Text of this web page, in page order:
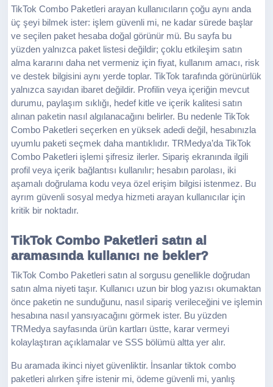
TikTok Combo Paketleri arayan kullanıcıların çoğu aynı anda
üç şeyi bilmek ister: işlem güvenli mi, ne kadar sürede başlar
ve seçilen paket hesaba doğal görünür mü. Bu sayfa bu
yüzden yalnızca paket listesi değildir; çoklu etkileşim satın
alma kararını daha net vermeniz için fiyat, kullanım amacı, risk
ve destek bilgisini aynı yerde toplar. TikTok tarafında görünürlük
yalnızca sayıdan ibaret değildir. Profilin veya içeriğin mevcut
durumu, paylaşım sıklığı, hedef kitle ve içerik kalitesi satın
alınan paketin nasıl algılanacağını belirler. Bu nedenle TikTok
Combo Paketleri seçerken en yüksek adedi değil, hesabınızla
uyumlu paketi seçmek daha mantıklıdır. TRMedya’da TikTok
Combo Paketleri işlemi şifresiz ilerler. Sipariş ekranında ilgili
profil veya içerik bağlantısı kullanılır; hesabın parolası, iki
aşamalı doğrulama kodu veya özel erişim bilgisi istenmez. Bu
ayrım güvenli sosyal medya hizmeti arayan kullanıcılar için
kritik bir noktadır.
TikTok Combo Paketleri satın al
aramasında kullanıcı ne bekler?
TikTok Combo Paketleri satın al sorgusu genellikle doğrudan
satın alma niyeti taşır. Kullanıcı uzun bir blog yazısı okumaktan
önce paketin ne sunduğunu, nasıl sipariş verileceğini ve işlemin
hesabına nasıl yansıyacağını görmek ister. Bu yüzden
TRMedya sayfasında ürün kartları üstte, karar vermeyi
kolaylaştıran açıklamalar ve SSS bölümü altta yer alır.
Bu aramada ikinci niyet güvenliktir. İnsanlar tiktok combo
paketleri alırken şifre istenir mi, ödeme güvenli mi, yanlış